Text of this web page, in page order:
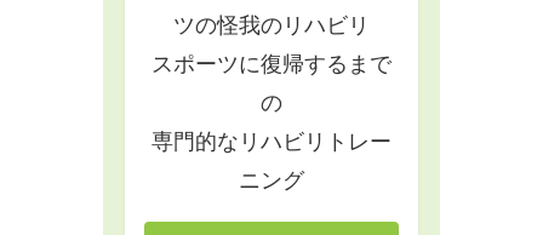
ツの怪我のリハビリ
スポーツに復帰するまで
の
専門的なリハビリトレー
ニング